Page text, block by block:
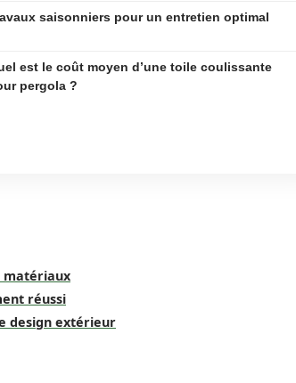
saisonniers pour un entretien optimal
est le coût moyen d’une toile coulissante
pergola ?
matériaux
réussi
design extérieur